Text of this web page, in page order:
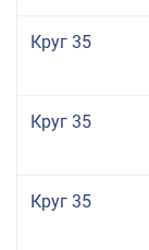
Круг 35
Круг 35
Круг 35